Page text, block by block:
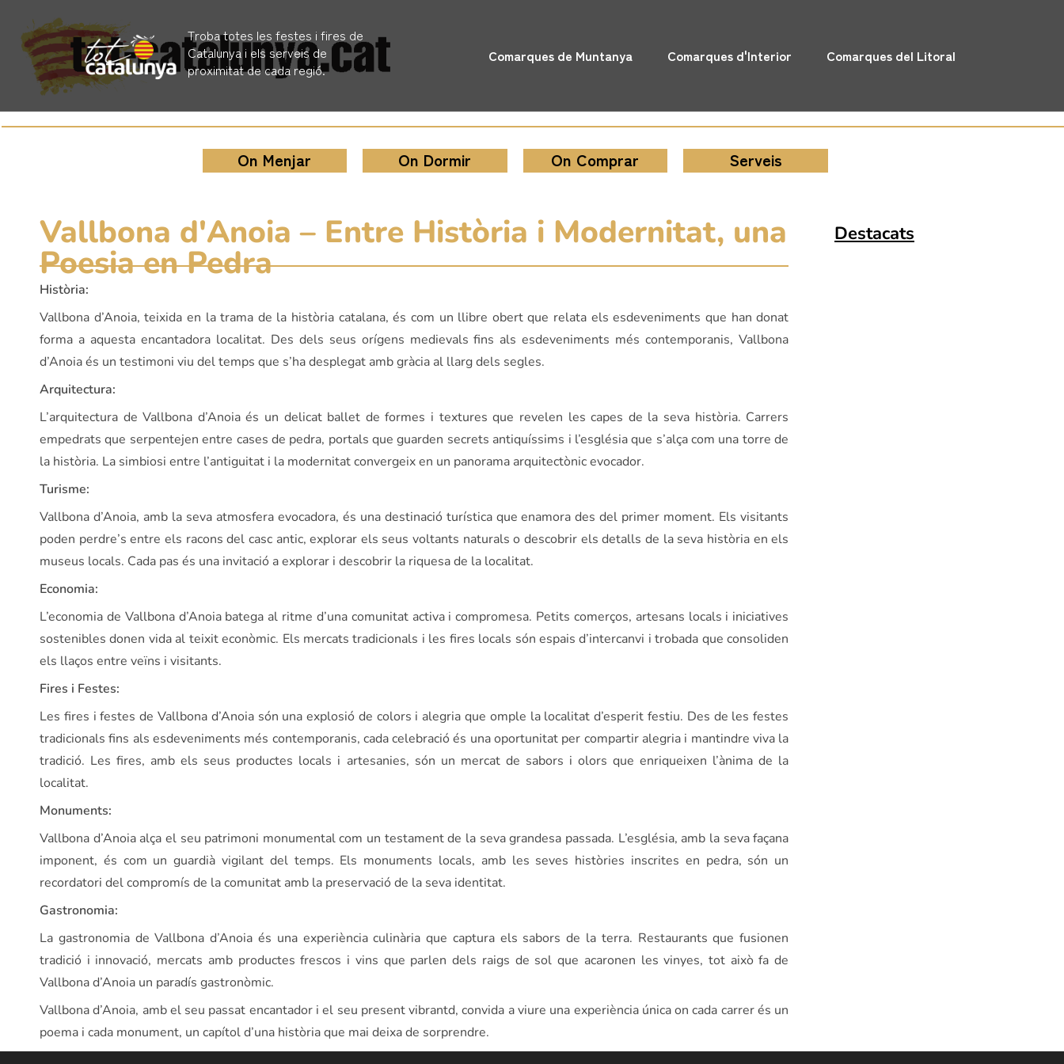
Troba totes les festes i fires de
Catalunya i els serveis de
proximitat de cada regió.
Comarques de Muntanya Comarques d'Interior Comarques del Litoral
On Menjar On Dormir On Comprar Serveis
Vallbona d'Anoia – Entre Història i Modernitat, una
Poesia en Pedra
Història:
Vallbona d’Anoia, teixida en la trama de la història catalana, és com un llibre obert que relata els esdeveniments que han donat
forma a aquesta encantadora localitat. Des dels seus orígens medievals fins als esdeveniments més contemporanis, Vallbona
d’Anoia és un testimoni viu del temps que s’ha desplegat amb gràcia al llarg dels segles.
Arquitectura:
L’arquitectura de Vallbona d’Anoia és un delicat ballet de formes i textures que revelen les capes de la seva història. Carrers
empedrats que serpentejen entre cases de pedra, portals que guarden secrets antiquíssims i l’església que s’alça com una torre de
la història. La simbiosi entre l’antiguitat i la modernitat convergeix en un panorama arquitectònic evocador.
Turisme:
Vallbona d’Anoia, amb la seva atmosfera evocadora, és una destinació turística que enamora des del primer moment. Els visitants
poden perdre’s entre els racons del casc antic, explorar els seus voltants naturals o descobrir els detalls de la seva història en els
museus locals. Cada pas és una invitació a explorar i descobrir la riquesa de la localitat.
Economia:
L’economia de Vallbona d’Anoia batega al ritme d’una comunitat activa i compromesa. Petits comerços, artesans locals i iniciatives
sostenibles donen vida al teixit econòmic. Els mercats tradicionals i les fires locals són espais d’intercanvi i trobada que consoliden
els llaços entre veïns i visitants.
Fires i Festes:
Les fires i festes de Vallbona d’Anoia són una explosió de colors i alegria que omple la localitat d’esperit festiu. Des de les festes
tradicionals fins als esdeveniments més contemporanis, cada celebració és una oportunitat per compartir alegria i mantindre viva la
tradició. Les fires, amb els seus productes locals i artesanies, són un mercat de sabors i olors que enriqueixen l’ànima de la
localitat.
Monuments:
Vallbona d’Anoia alça el seu patrimoni monumental com un testament de la seva grandesa passada. L’església, amb la seva façana
imponent, és com un guardià vigilant del temps. Els monuments locals, amb les seves històries inscrites en pedra, són un
recordatori del compromís de la comunitat amb la preservació de la seva identitat.
Gastronomia:
La gastronomia de Vallbona d’Anoia és una experiència culinària que captura els sabors de la terra. Restaurants que fusionen
tradició i innovació, mercats amb productes frescos i vins que parlen dels raigs de sol que acaronen les vinyes, tot això fa de
Vallbona d’Anoia un paradís gastronòmic.
Vallbona d’Anoia, amb el seu passat encantador i el seu present vibrantd, convida a viure una experiència única on cada carrer és un
poema i cada monument, un capítol d’una història que mai deixa de sorprendre.
Destacats